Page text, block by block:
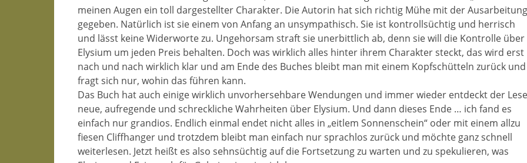
meinen Augen ein toll dargestellter Charakter. Die Autorin hat sich richtig Mühe mit der Ausarbeitung
gegeben. Natürlich ist sie einem von Anfang an unsympathisch. Sie ist kontrollsüchtig und herrisch
und lässt keine Widerworte zu. Ungehorsam straft sie unerbittlich ab, denn sie will die Kontrolle über
Elysium um jeden Preis behalten. Doch was wirklich alles hinter ihrem Charakter steckt, das wird erst
nach und nach wirklich klar und am Ende des Buches bleibt man mit einem Kopfschütteln zurück und
fragt sich nur, wohin das führen kann.
Das Buch hat auch einige wirklich unvorhersehbare Wendungen und immer wieder entdeckt der
neue, aufregende und schreckliche Wahrheiten über Elysium. Und dann dieses Ende … ich fand es
einfach nur grandios. Endlich einmal endet nicht alles in „eitlem Sonnenschein“ oder mit einem allzu
fiesen Cliffhanger und trotzdem bleibt man einfach nur sprachlos zurück und möchte ganz schnell
weiterlesen. Jetzt heißt es also sehnsüchtig auf die Fortsetzung zu warten und zu spekulieren, was